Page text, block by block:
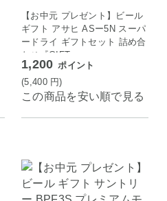
【お中元 プレゼント】ビール
ギフト アサヒ ASー5N スーパ
ードライ ギフトセット 詰め合
わせ『GIFT』
1,200 ポイント
(5,400 円)
この商品を安い順で見る